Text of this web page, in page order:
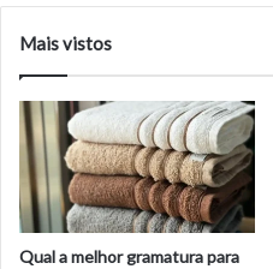
Mais vistos
Qual a melhor gramatura para